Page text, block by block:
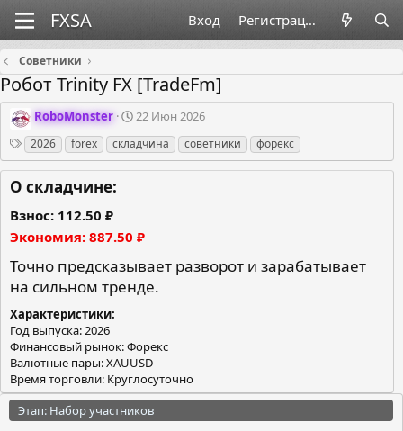
Вход Регистрация
Советники
Робот Trinity FX [TradeFm]
О
г
а
н
и
з
т
о
RoboMonster
Д
т
а
а
н
я
22 Июн 2026
Теги
2026 forex складчина советники форекс
О складчине:
Взнос 112.50 ₽
Экономия 887.50 ₽
Точно предсказывает разворот и зарабатывает
на сильном тренде.
Характеристики
Год выпуска: 2026
Финансовый рынок: Форекс
Валютные пары: XAUUSD
Время торговли: Круглосуточно
Этап: Набор участников